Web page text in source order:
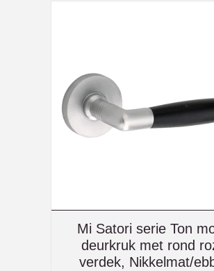
Mi Satori serie Ton
deurkruk met rond
verdek, Nikkelmat/